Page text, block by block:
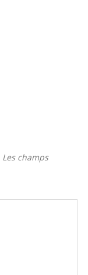
Les champs